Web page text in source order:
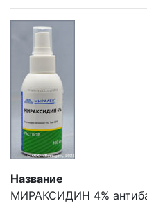
Название
МИРАКСИДИН 4%